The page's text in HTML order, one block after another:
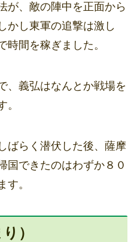
、敵の陣中を正面から
かし東軍の追撃は激し
時間を稼ぎました。
義弘はなんとか戦場を
。
ばらく潜伏した後、薩摩
国できたのはわずか８０
す。
）